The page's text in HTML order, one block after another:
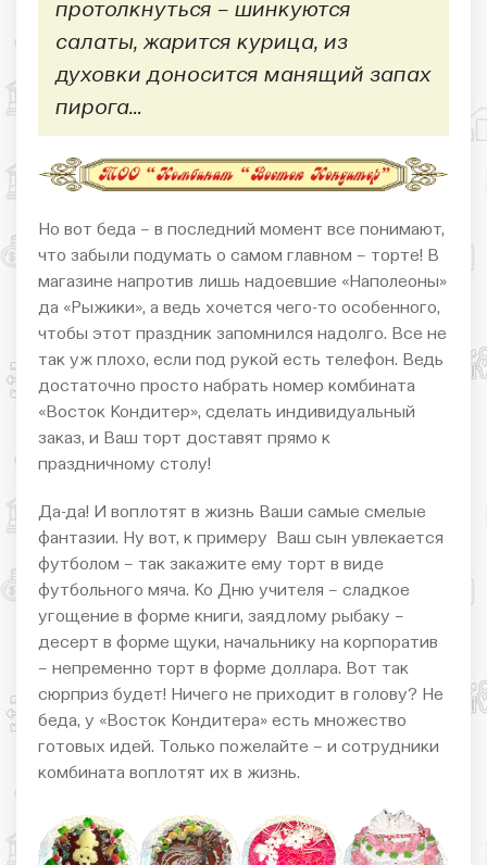
протолкнуться – шинкуются
салаты, жарится курица, из
духовки доносится манящий запах
пирога…
Но вот беда – в последний момент все понимают,
что забыли подумать о самом главном – торте! В
магазине напротив лишь надоевшие «Наполеоны»
да «Рыжики», а ведь хочется чего-то особенного,
чтобы этот праздник запомнился надолго. Все не
так уж плохо, если под рукой есть телефон. Ведь
достаточно просто набрать номер комбината
«Восток Кондитер», сделать индивидуальный
заказ, и Ваш торт доставят прямо к
праздничному столу!
Да-да! И воплотят в жизнь Ваши самые смелые
фантазии. Ну вот, к примеру Ваш сын увлекается
футболом – так закажите ему торт в виде
футбольного мяча. Ко Дню учителя – сладкое
угощение в форме книги, заядлому рыбаку –
десерт в форме щуки, начальнику на корпоратив
– непременно торт в форме доллара. Вот так
сюрприз будет! Ничего не приходит в голову? Не
беда, у «Восток Кондитера» есть множество
готовых идей. Только пожелайте – и сотрудники
комбината воплотят их в жизнь.